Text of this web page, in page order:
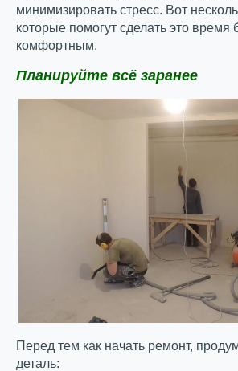
минимизировать стресс. Вот
которые помогут сделать это время
комфортным.
Планируйте всё заранее
Перед тем как начать ремонт,
деталь: